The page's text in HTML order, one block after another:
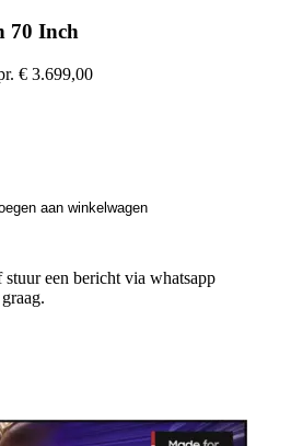
70 Inch
€ 3.699,00
aan winkelwagen
stuur een bericht via whatsapp